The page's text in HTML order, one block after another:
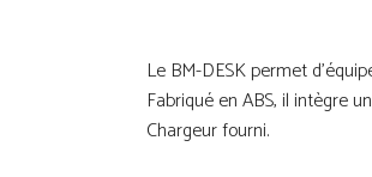
Le BM-DESK permet
Fabriqué en ABS, il intègre
Chargeur fourni.